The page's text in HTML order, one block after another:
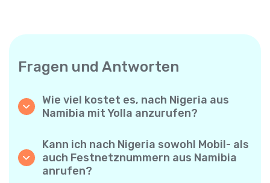
Fragen und Antworten
Wie viel kostet es, nach Nigeria aus
Namibia mit Yolla anzurufen?
Anrufe nach Nigeria. Prüfen Sie einfach die
aktuellen Tarife in der App – keine
versteckten Gebühren, keine
Überraschungen.
Kann ich nach Nigeria sowohl Mobil- als
auch Festnetznummern aus Namibia
anrufen?